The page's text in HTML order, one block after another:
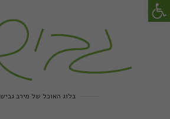
בלוג האוכל של מירב גביש